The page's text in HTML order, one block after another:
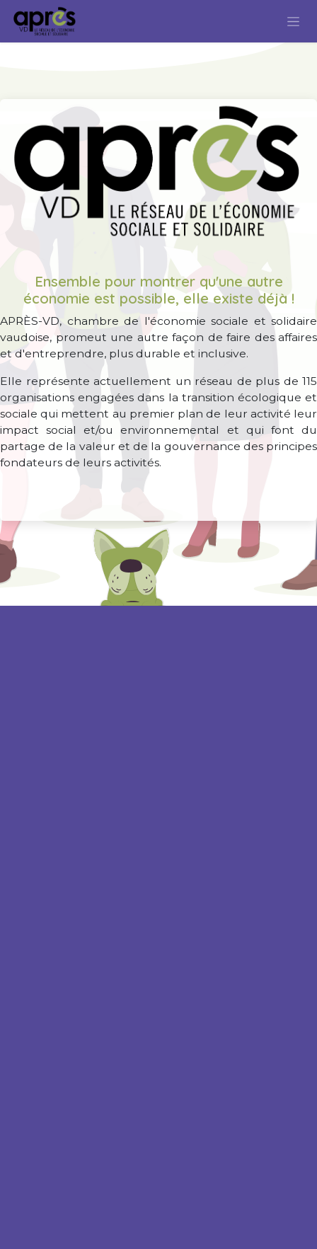
Se rendre au contenu
Ensemble pour montrer qu'une autre
économie est possible, elle existe déjà !
APRÈS-VD, chambre de l'économie sociale et solidaire
vaudoise, promeut une autre façon de faire des affaires
et d'entreprendre, plus durable et inclusive.
Elle représente actuellement un réseau de plus de 115
organisations engagées dans la transition écologique et
sociale qui mettent au premier plan de leur activité leur
impact social et/ou environnemental et qui font du
partage de la valeur et de la gouvernance des principes
fondateurs de leurs activités.